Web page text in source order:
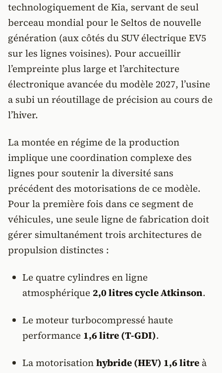
technologiquement de Kia, servant de seul
berceau mondial pour le Seltos de nouvelle
génération (aux côtés du SUV électrique EV5
sur les lignes voisines). Pour accueillir
l’empreinte plus large et l’architecture
électronique avancée du modèle 2027, l’usine
a subi un réoutillage de précision au cours de
l’hiver.
La montée en régime de la production
implique une coordination complexe des
lignes pour soutenir la diversité sans
précédent des motorisations de ce modèle.
Pour la première fois dans ce segment de
véhicules, une seule ligne de fabrication doit
gérer simultanément trois architectures de
propulsion distinctes :
Le quatre cylindres en ligne
atmosphérique 2,0 litres cycle Atkinson.
Le moteur turbocompressé haute
performance 1,6 litre (T-GDI).
La motorisationhybride (HEV) 1,6 litreà